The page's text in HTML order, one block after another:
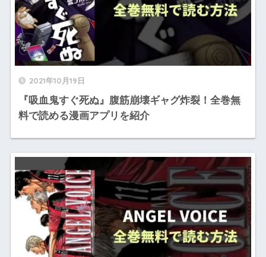
2021年10月19日
『吸血鬼すぐ死ぬ』腹筋崩壊ギャグ炸裂！全巻無
料で読める漫画アプリを紹介